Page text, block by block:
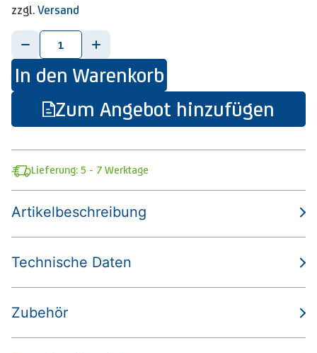
zzgl. Versand
-
+
In den Warenkorb
Zum Angebot hinzufügen
Lieferung: 5 - 7 Werktage
Artikelbeschreibung
Technische Daten
Zubehör